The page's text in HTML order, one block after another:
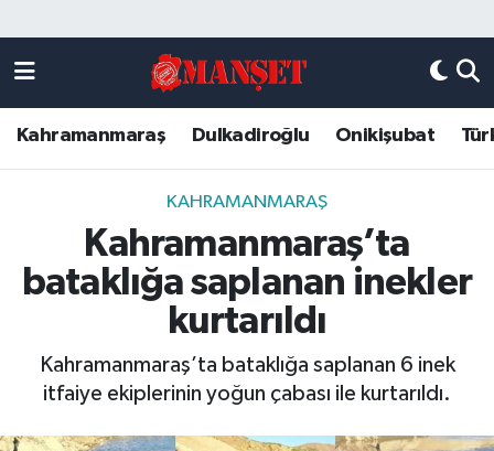
Kahramanmaraş Dulkadiroğlu Onikişubat
KAHRAMANMARAŞ
Kahramanmaraş’ta
bataklığa saplanan inekler
kurtarıldı
Kahramanmaraş’ta bataklığa saplanan 6 inek
itfaiye ekiplerinin yoğun çabası ile kurtarıldı.
DULKADİROĞLU
KAHRAMANMARAŞ
ONİKİŞUBAT
ÖZEL HABER
Künye
Kahramanmaraş Nöbetçi Eczaneler
Kahramanmaraş Hava Durumu
Kahramanmaraş Trafik Yoğunluk Haritası
Süper Lig Puan Durumu ve Fikstür
Tüm Manşetler
Son Dakika Haberleri